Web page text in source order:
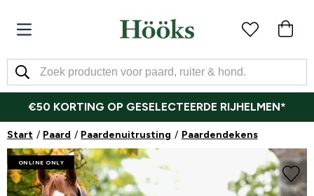
€50 KORTING OP GESELECTEERDE RIJHELMEN*
Start Paard Paardenuitrusting Paardendekens
ONLINE ONLY